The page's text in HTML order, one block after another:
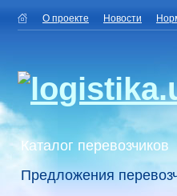
О проекте Новости
Каталог перевозчиков
Предложения